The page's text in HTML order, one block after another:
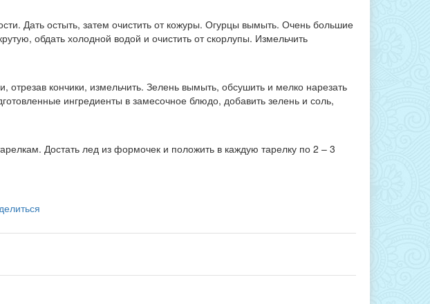
Дать остыть, затем очистить от кожуры. Огурцы вымыть. Очень большие
обдать холодной водой и очистить от скорлупы. Измельчить
кончики, измельчить. Зелень вымыть, обсушить и мелко нарезать
ингредиенты в замесочное блюдо, добавить зелень и соль,
Достать лед из формочек и положить в каждую тарелку по 2 – 3